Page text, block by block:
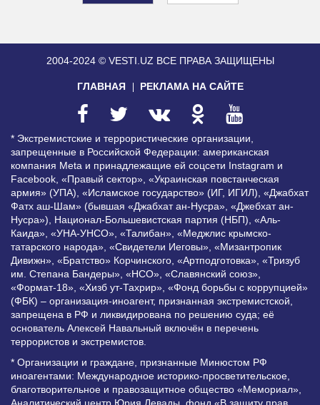
2004-2024 © VESTI.UZ ВСЕ ПРАВА ЗАЩИЩЕНЫ
ГЛАВНАЯ РЕКЛАМА НА САЙТЕ
* Экстремистские и террористические организации,
запрещенные в Российской Федерации: американская
компания Meta и принадлежащие ей соцсети Instagram и
Facebook, «Правый сектор», «Украинская повстанческая
армия» (УПА), «Исламское государство» (ИГ, ИГИЛ), «Джабхат
Фатх аш-Шам» (бывшая «Джабхат ан-Нусра», «Джебхат ан-
Нусра»), Национал-Большевистская партия (НБП), «Аль-
Каида», «УНА-УНСО», «Талибан», «Меджлис крымско-
татарского народа», «Свидетели Иеговы», «Мизантропик
Дивижн», «Братство» Корчинского, «Артподготовка», «Тризуб
им. Степана Бандеры», «НСО», «Славянский союз»,
«Формат-18», «Хизб ут-Тахрир», «Фонд борьбы с коррупцией»
(ФБК) – организация-иноагент, признанная экстремистской,
запрещена в РФ и ликвидирована по решению суда; её
основатель Алексей Навальный включён в перечень
террористов и экстремистов.
* Организации и граждане, признанные Минюстом РФ
иноагентами: Международное историко-просветительское,
благотворительное и правозащитное общество «Мемориал»,